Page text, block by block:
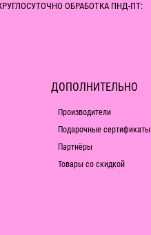
ОБРАБОТКА ПНД-ПТ:
ДОПОЛНИТЕЛЬНО
Производители
Подарочные сертификаты
Партнёры
Товары со скидкой